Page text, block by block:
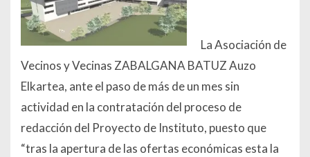
La Asociación de
Vecinos y Vecinas ZABALGANA BATUZ Auzo
Elkartea, ante el paso de más de un mes sin
actividad en la contratación del proceso de
redacción del Proyecto de Instituto, puesto que
“tras la apertura de las ofertas económicas esta la